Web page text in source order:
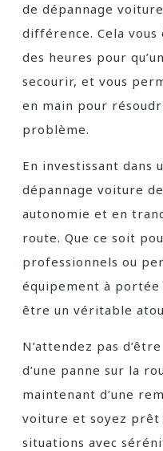
de dépannage
différence. Cela
des heures pour
secourir, et vous
en main pour
problème.
En investissant dans
dépannage voiture
autonomie et en
route. Que ce soit
professionnels ou
équipement à portée
être un véritable
N’attendez pas
d’une panne sur la
maintenant d’une
voiture et soyez
situations avec